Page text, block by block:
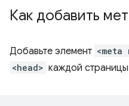
Как добавить
Добавьте элемент <meta
<head> каждой